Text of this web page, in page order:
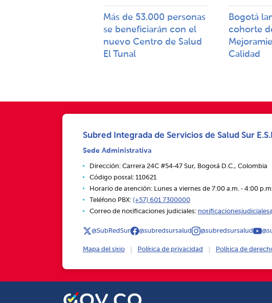
Más de 53.000 personas
se beneficiarán con el
nuevo Centro de Salud
El Tunal
Bogotá
cohorte
Calidad​​
Subred Integrada de Servicios de Salud Sur
Sede Administrativa
Dirección: Carrera 24C #54‑47 Sur, Bogotá D.C., Colombia
Código postal: 110621
Horario de atención: Lunes a viernes de 7:00 a.m. ‑ 4:00
Teléfono PBX: (+57) 601 7300000
Correo de notificaciones judiciales:
@SubRedSur @subredsursalud @subredsursalud
Mapa del sitio Política de privacidad Política de